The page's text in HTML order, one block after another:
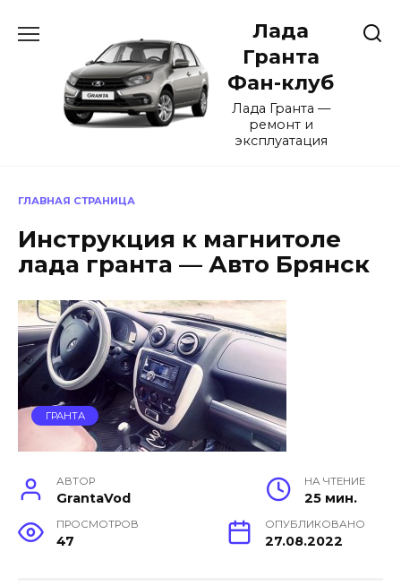
содержанию
Лада
Гранта
Фан-клуб
Лада Гранта —
ремонт и
эксплуатация
ГЛАВНАЯ СТРАНИЦА
Инструкция к магнитоле
лада гранта — Авто Брянск
ГРАНТА
АВТОР
GrantaVod
НА ЧТЕНИЕ
25 мин.
ПРОСМОТРОВ
47
ОПУБЛИКОВАНО
27.08.2022